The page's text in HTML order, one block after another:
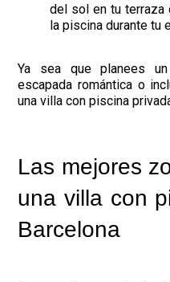
del sol en tu terraza
la piscina durante tu
Ya sea que planees
escapada romántica o
una villa con piscina
Las mejores
una villa con
Barcelona